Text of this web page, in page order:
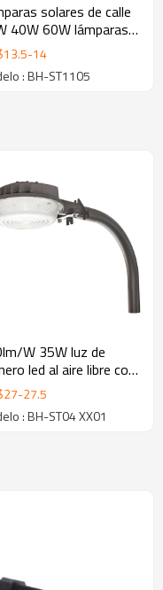
solares de calle
40W 60W lámparas
de jardín con
led solares
13.5-14
: BH-ST1105
W 35W luz de
led al aire libre con
de cinco años
27-27.5
: BH-ST04 XX01